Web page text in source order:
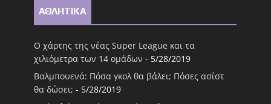
ΑΘΛΗΤΙΚΑ
Ο χάρτης της νέας Super League και τα
χιλιόμετρα των 14 ομάδων - 5/28/2019
Βαλμπουενά: Πόσα γκολ θα βάλει; Πόσες ασίστ
θα δώσει; - 5/28/2019